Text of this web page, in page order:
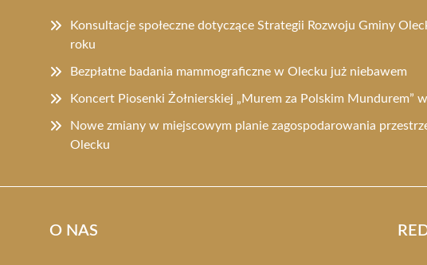
Konsultacje społeczne dotyczące Strategii Rozwoju Gminy
roku
Bezpłatne badania mammograficzne w Olecku już niebawem
Koncert Piosenki Żołnierskiej „Murem za Polskim Mundurem”
Nowe zmiany w miejscowym planie zagospodarowania
Olecku
O NAS